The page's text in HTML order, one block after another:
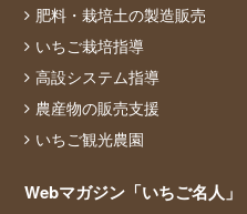
肥料・栽培土の製造販売
いちご栽培指導
高設システム指導
農産物の販売支援
いちご観光農園
Webマガジン「いちご名人」